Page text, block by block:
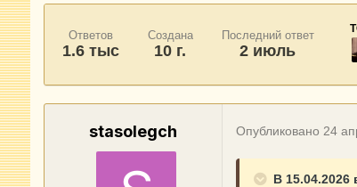
Ответов
1.6 тыс
Создана
10 г.
Последний ответ
2 июль
stasolegch Опубликовано 24
В 15.04.2026